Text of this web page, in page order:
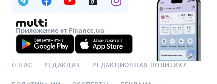
Приложение от Finance.ua
О НАС РЕДАКЦИЯ РЕДАКЦИОННАЯ ПОЛИТИКА